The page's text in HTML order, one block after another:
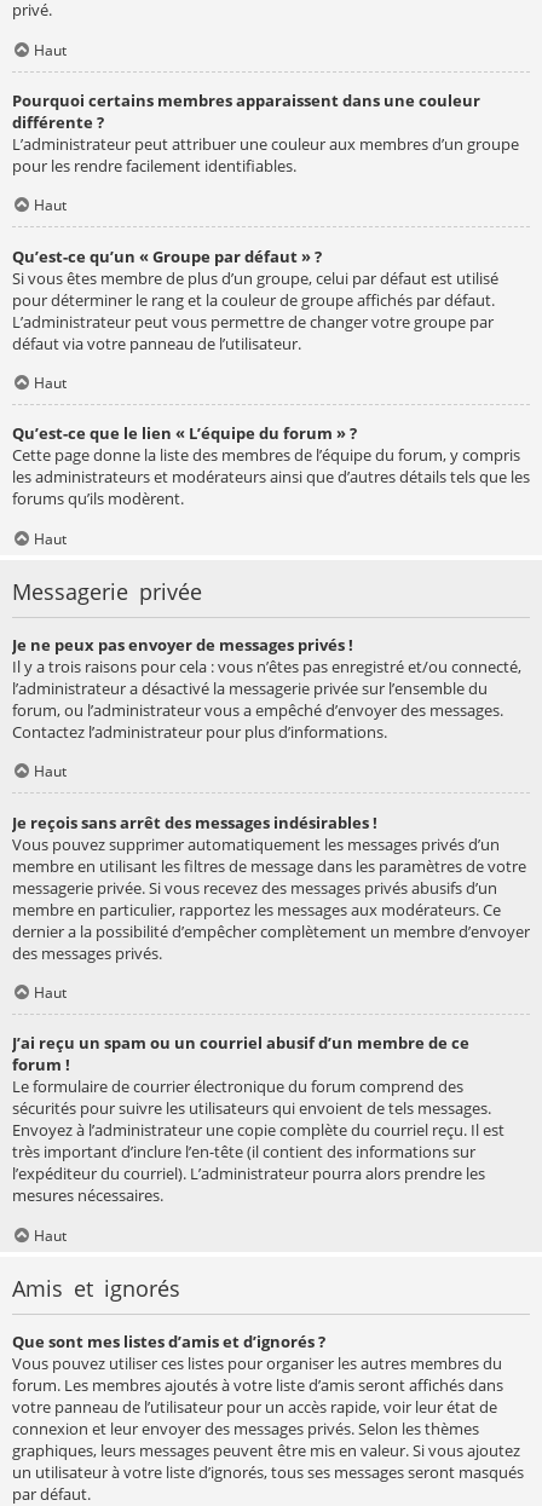
privé.
Haut
Pourquoi certains membres apparaissent dans une couleur
différente ?
L’administrateur peut attribuer une couleur aux membres d’un groupe
pour les rendre facilement identifiables.
Haut
Qu’est-ce qu’un « Groupe par défaut » ?
Si vous êtes membre de plus d’un groupe, celui par défaut est utilisé
pour déterminer le rang et la couleur de groupe affichés par défaut.
L’administrateur peut vous permettre de changer votre groupe par
défaut via votre panneau de l’utilisateur.
Haut
Qu’est-ce que le lien « L’équipe du forum » ?
Cette page donne la liste des membres de l’équipe du forum, y compris
les administrateurs et modérateurs ainsi que d’autres détails tels que les
forums qu’ils modèrent.
Haut
Messagerie privée
Je ne peux pas envoyer de messages privés !
Il y a trois raisons pour cela : vous n’êtes pas enregistré et/ou connecté,
l’administrateur a désactivé la messagerie privée sur l’ensemble du
forum, ou l’administrateur vous a empêché d’envoyer des messages.
Contactez l’administrateur pour plus d’informations.
Haut
Je reçois sans arrêt des messages indésirables !
Vous pouvez supprimer automatiquement les messages privés d’un
membre en utilisant les filtres de message dans les paramètres de votre
messagerie privée. Si vous recevez des messages privés abusifs d’un
membre en particulier, rapportez les messages aux modérateurs. Ce
dernier a la possibilité d’empêcher complètement un membre d’envoyer
des messages privés.
Haut
J’ai reçu un spam ou un courriel abusif d’un membre de ce
forum !
Le formulaire de courrier électronique du forum comprend des
sécurités pour suivre les utilisateurs qui envoient de tels messages.
Envoyez à l’administrateur une copie complète du courriel reçu. Il est
très important d’inclure l’en-tête (il contient des informations sur
l’expéditeur du courriel). L’administrateur pourra alors prendre les
mesures nécessaires.
Haut
Amis et ignorés
Que sont mes listes d’amis et d’ignorés ?
Vous pouvez utiliser ces listes pour organiser les autres membres du
forum. Les membres ajoutés à votre liste d’amis seront affichés dans
votre panneau de l’utilisateur pour un accès rapide, voir leur état de
connexion et leur envoyer des messages privés. Selon les thèmes
graphiques, leurs messages peuvent être mis en valeur. Si vous ajoutez
un utilisateur à votre liste d’ignorés, tous ses messages seront masqués
par défaut.